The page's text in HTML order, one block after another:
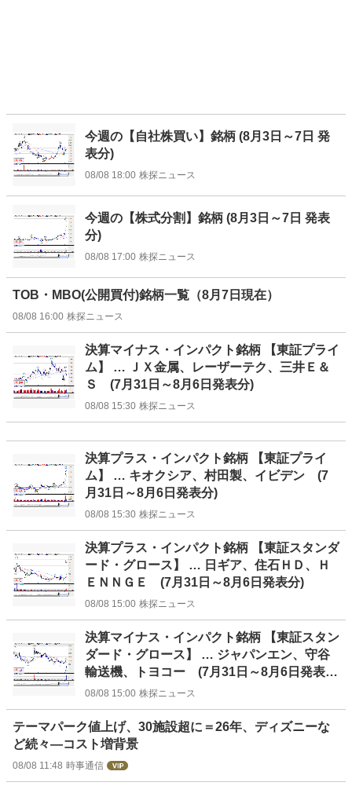
今週の【自社株買い】銘柄 (8月3日～7日 発
表分)
08/08 18:00 株探ニュース
今週の【株式分割】銘柄 (8月3日～7日 発表
分)
08/08 17:00 株探ニュース
TOB・MBO(公開買付)銘柄一覧（8月7日現在）
08/08 16:00 株探ニュース
決算マイナス・インパクト銘柄 【東証プライ
ム】 … ＪＸ金属、レーザーテク、三井Ｅ＆
Ｓ (7月31日～8月6日発表分)
08/08 15:30 株探ニュース
決算プラス・インパクト銘柄 【東証プライ
ム】 … キオクシア、村田製、イビデン (7
月31日～8月6日発表分)
08/08 15:30 株探ニュース
決算プラス・インパクト銘柄 【東証スタンダ
ード・グロース】 … 日ギア、住石ＨＤ、Ｈ
ＥＮＮＧＥ (7月31日～8月6日発表分)
08/08 15:00 株探ニュース
決算マイナス・インパクト銘柄 【東証スタン
ダード・グロース】 … ジャパンエン、守谷
輸送機、トヨコー (7月31日～8月6日発表
分)
08/08 15:00 株探ニュース
テーマパーク値上げ、30施設超に＝26年、ディズニーな
ど続々―コスト増背景
08/08 11:48 時事通信